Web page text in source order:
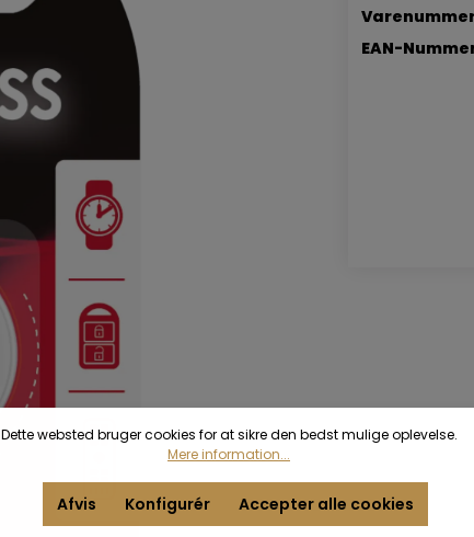
EAN-
Dette websted bruger cookies for at sikre den bedst mulige oplevelse.
Mere information...
Afvis Konfigurér Accepter alle cookies